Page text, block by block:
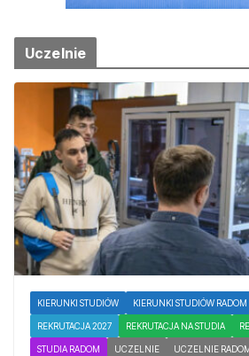
Uczelnie
KIERUNKI STUDIÓW KIERUNKI STUDIÓW RADOM
REKRUTACJA 2027 REKRUTACJA NA STUDIA
STUDIA RADOM UCZELNIE UCZELNIE RADOM